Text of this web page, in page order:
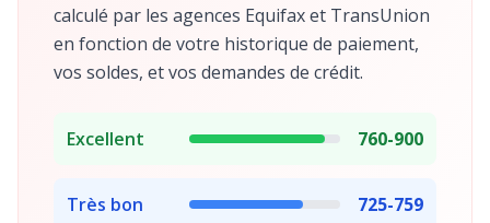
calculé par les agences Equifax et TransUnion
en fonction de votre historique de paiement,
vos soldes, et vos demandes de crédit.
Excellent 760-900
Très bon 725-759